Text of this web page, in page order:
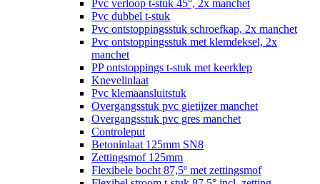
Pvc verloop t-stuk 45°, 2x manchet
Pvc dubbel t-stuk
Pvc ontstoppingsstuk schroefkap, 2x manchet
Pvc ontstoppingsstuk met klemdeksel, 2x
manchet
PP ontstoppings t-stuk met keerklep
Knevelinlaat
Pvc klemaansluitstuk
Overgangsstuk pvc gietijzer manchet
Overgangsstuk pvc gres manchet
Controleput
Betoninlaat 125mm SN8
Zettingsmof 125mm
Flexibele bocht 87,5º met zettingsmof